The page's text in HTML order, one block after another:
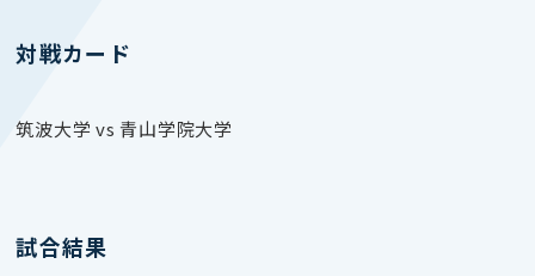
対戦カード
筑波大学 vs 青山学院大学
試合結果